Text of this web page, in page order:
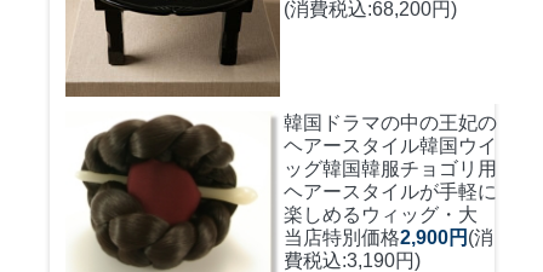
(消費税込:68,200円)
韓国ドラマの中の王妃の
ヘアースタイル韓国ウイ
ッグ韓国韓服チョゴリ用
ヘアースタイルが手軽に
楽しめるウィッグ・大
当店特別価格2,900円 (消
費税込:3,190円)